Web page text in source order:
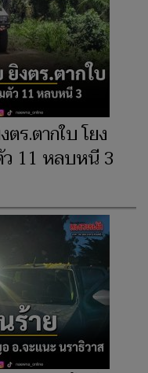
ร.ตากใบ โยง
ว 11 หลบหนี 3